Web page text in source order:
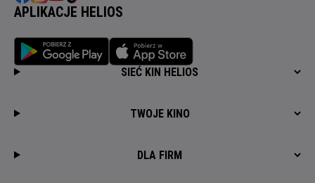
APLIKACJE HELIOS
SIEĆ KIN HELIOS
TWOJE KINO
DLA FIRM